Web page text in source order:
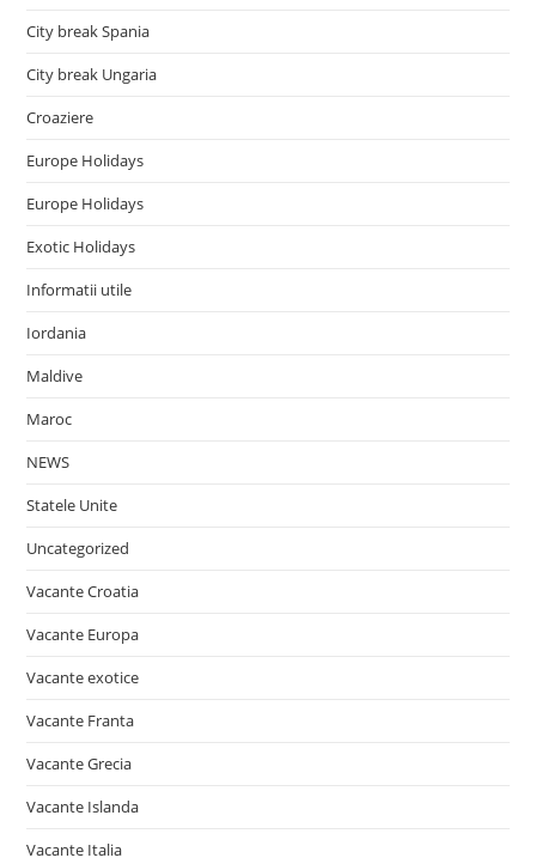
City break Spania
City break Ungaria
Croaziere
Europe Holidays
Europe Holidays
Exotic Holidays
Informatii utile
Iordania
Maldive
Maroc
NEWS
Statele Unite
Uncategorized
Vacante Croatia
Vacante Europa
Vacante exotice
Vacante Franta
Vacante Grecia
Vacante Islanda
Vacante Italia